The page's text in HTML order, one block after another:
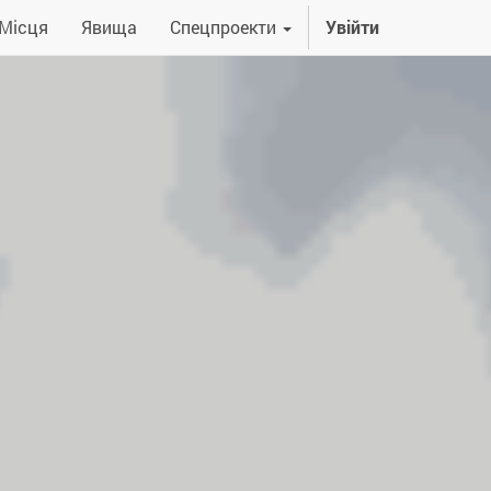
Явища Спецпроекти Увійти